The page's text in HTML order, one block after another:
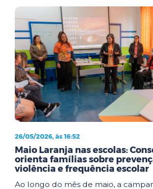
26/05/2026, às 16:52
Maio Laranja nas escolas:
orienta famílias sobre
violência e frequência escolar
Ao longo do mês de maio, a